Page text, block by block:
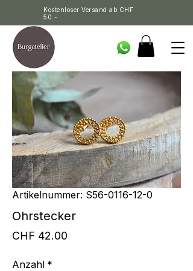
Kostenloser Versand ab CHF
50.-
Artikelnummer: S56-0116-12-0
Ohrstecker
CHF 42.00
Anzahl *